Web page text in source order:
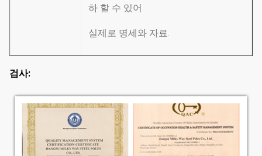
하 할 수 있어
실제로 명세와 자료.
검사: